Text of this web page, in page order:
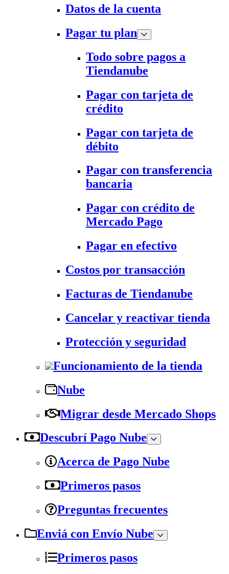
Datos de la cuenta
Pagar tu plan
Todo sobre pagos a
Tiendanube
Pagar con tarjeta de
crédito
Pagar con tarjeta de
débito
Pagar con transferencia
bancaria
Pagar con crédito de
Mercado Pago
Pagar en efectivo
Costos por transacción
Facturas de Tiendanube
Cancelar y reactivar tienda
Protección y seguridad
Funcionamiento de la tienda
Nube
Migrar desde Mercado Shops
Descubrí Pago Nube
Acerca de Pago Nube
Primeros pasos
Preguntas frecuentes
Enviá con Envío Nube
Primeros pasos